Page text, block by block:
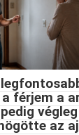
férjem a
végleg
az